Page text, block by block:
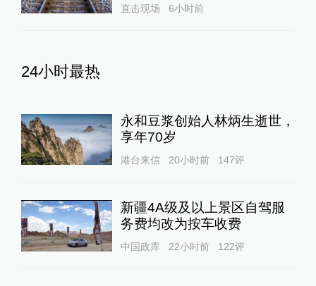
直击现场 6小时前
24小时最热
永和豆浆创始人林炳生逝世，
享年70岁
港台来信 20小时前 147评
新疆4A级及以上景区自驾服
务费均改为按车收费
中国政库 22小时前 122评